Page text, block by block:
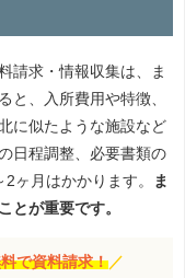
請求・情報収集は、ま
と、入所費用や特徴、
に似たような施設など
日程調整、必要書類の
ヶ月はかかります。
ま
とが重要です。
で資料請求！ ／